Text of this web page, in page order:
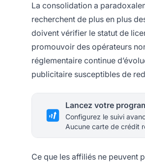
La consolidation a
recherchent de plus en plus
doivent vérifier le statut de
promouvoir des opérateurs
réglementaire continue
publicitaire susceptibles de
Configurez le suivi
Aucune carte de crédit
Ce que les affiliés ne peuvent